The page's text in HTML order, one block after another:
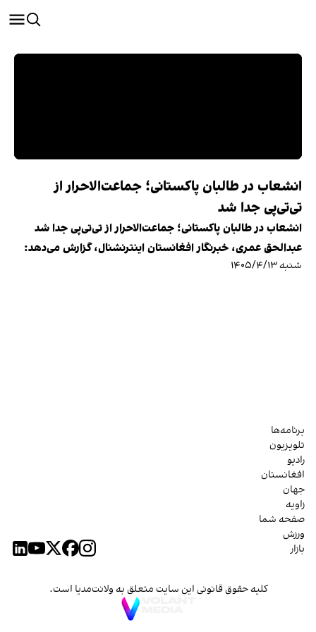
انشعاب در طالبان پاکستانی؛ جماعت‌الاحرار از
تی‌تی‌پی جدا شد
انشعاب در طالبان پاکستانی؛ جماعت‌الاحرار از تی‌تی‌پی جدا شد
عبدالحق عمری، خبرنگار افغانستان اینترنشنال، گزارش می‌دهد:
شنبه ۱۴۰۵/۴/۱۳
برنامه‌ها
تلویزیون
رادیو
افغانستان
جهان
زاویه
صفحه شما
ورزش
بازار
کلیه حقوق قانونی این سایت متعلق به ولانت‌مدیا است.